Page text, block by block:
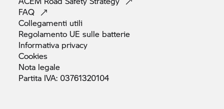
FAQ
Collegamenti utili
Regolamento UE sulle batterie
Informativa privacy
Cookies
Nota legale
Partita IVA: 03761320104